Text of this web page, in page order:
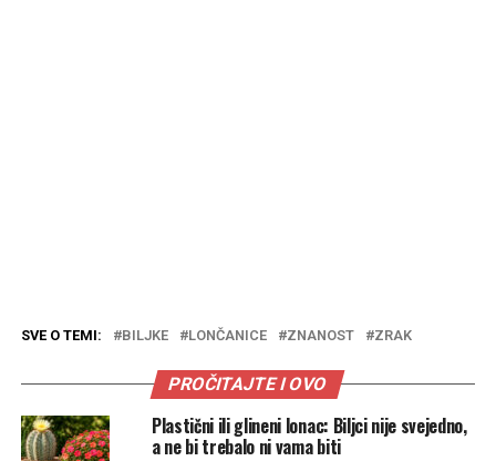
SVE O TEMI: BILJKE LONČANICE ZNANOST ZRAK
PROČITAJTE I OVO
Plastični ili glineni lonac: Biljci nije svejedno,
a ne bi trebalo ni vama biti